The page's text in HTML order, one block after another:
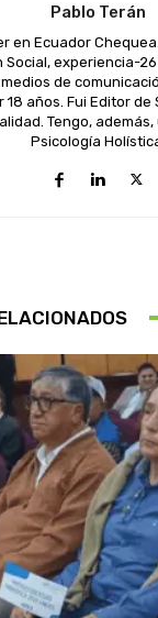
Pablo Terán
en Ecuador
Social, experiencia-
de
18 años. Fui Editor de
Tengo,
Psicología